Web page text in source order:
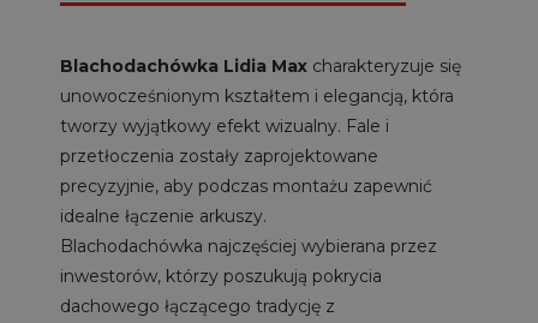
Blachodachówka Lidia Max charakteryzuje się
unowocześnionym kształtem i elegancją, która
tworzy wyjątkowy efekt wizualny. Fale i
przetłoczenia zostały zaprojektowane
precyzyjnie, aby podczas montażu zapewnić
idealne łączenie arkuszy.
Blachodachówka najczęściej wybierana przez
inwestorów, którzy poszukują pokrycia
dachowego łączącego tradycję z